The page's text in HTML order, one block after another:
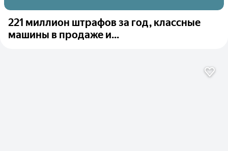
221 миллион штрафов за год, классные
машины в продаже и...